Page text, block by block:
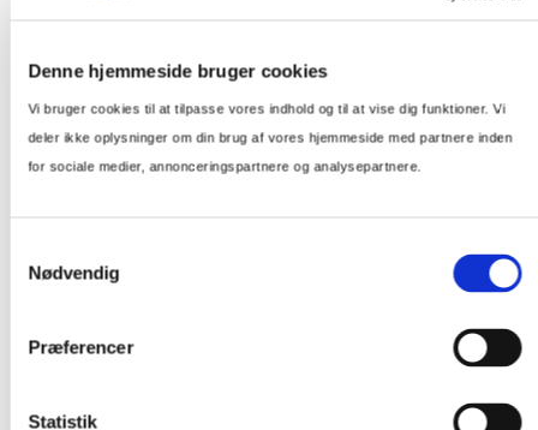
Denne hjemmeside bruger cookies
Vi bruger cookies til at tilpasse vores indhold og til at vise dig funktioner. Vi
deler ikke oplysninger om din brug af vores hjemmeside med partnere inden
for sociale medier, annonceringspartnere og analysepartnere.
Nødvendig
Præferencer
Statistik